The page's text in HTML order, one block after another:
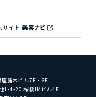
サイト 美容ナビ
露木ビル7F・8F
1-4-20 桜橋IMビル4F